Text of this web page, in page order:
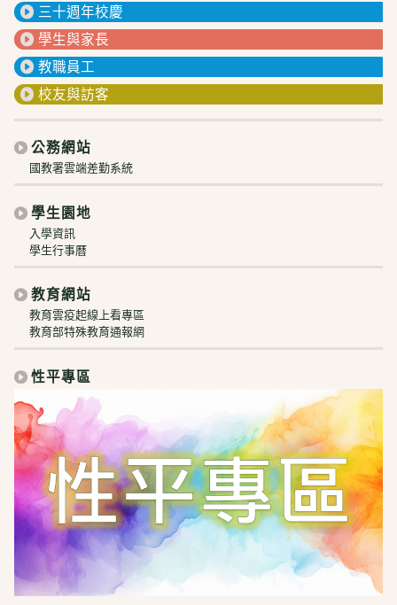
三十週年校慶
學生與家長
教職員工
校友與訪客
公務網站
國教署雲端差勤系統
學生園地
入學資訊
學生行事曆
教育網站
教育雲疫起線上看專區
教育部特殊教育通報網
性平專區